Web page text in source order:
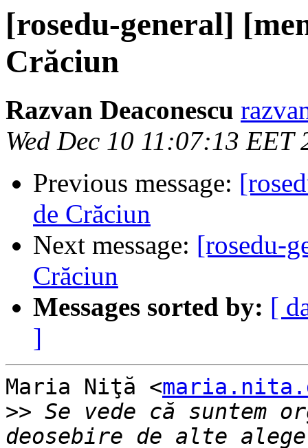
[rosedu-general]
Crăciun
Razvan Deaconescu
Wed Dec 10 11:07:13 EET
Previous message:
de Crăciun
Next message: [rosedu-
Crăciun
Messages sorted by: [
]
Maria Niţă <
>> Se vede că suntem